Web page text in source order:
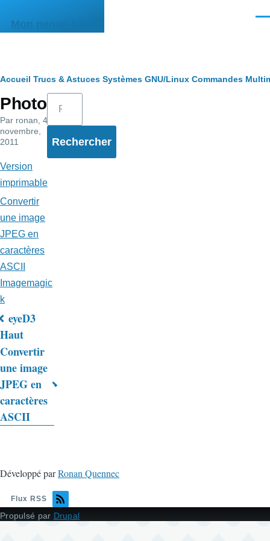
Mon pense-bête
Fil
d'Ariane
Accueil Trucs & Astuces Systèmes GNU/Linux Commandes
Photo
Par ronan , 4
novembre,
2011
Version
imprimable
Convertir
une image
JPEG en
caractères
ASCII
Imagemagic
k
Liens
transversaux
de
livre
pour
Astuces
eyeD3
Haut
Convertir
une image
JPEG en
caractères
ASCII
Développé parRonan Quennec
Flux RSS
Propulsé par Drupal